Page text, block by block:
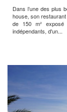
Dans l’une des plus
house, son
de 150 m²
indépendants, d'un...